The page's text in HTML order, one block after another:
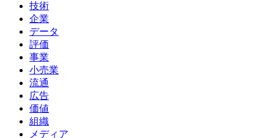
技術
企業
データ
評価
事業
小売業
流通
広告
価値
組織
メディア